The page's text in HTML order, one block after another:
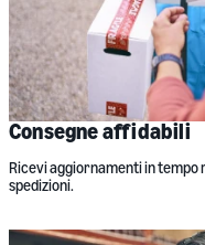
Consegne affidabili
Ricevi aggiornamenti in tempo
spedizioni.